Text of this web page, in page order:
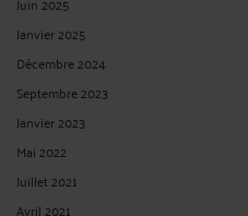
Janvier 2025
Décembre 2024
Septembre 2023
Janvier 2023
Mai 2022
Juillet 2021
Avril 2021